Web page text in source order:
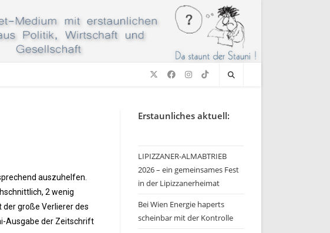
auszuhelfen.
2 wenig
große Verlierer des
Ausgabe der Zeitschrift
Erstaunliches aktuell:
LIPIZZANER-ALMABTRIEB
2026 – ein gemeinsames Fest
in der Lipizzanerheimat
Bei Wien Energie haperts
scheinbar mit der Kontrolle